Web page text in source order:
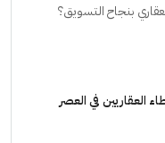
بنجاح التسويق؟
الوسطاء العقاريين في العصر